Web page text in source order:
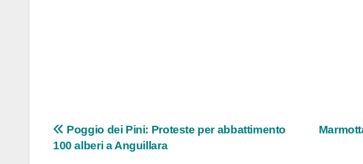
Navigazione
Poggio dei Pini: Proteste per abbattimento
100 alberi a Anguillara